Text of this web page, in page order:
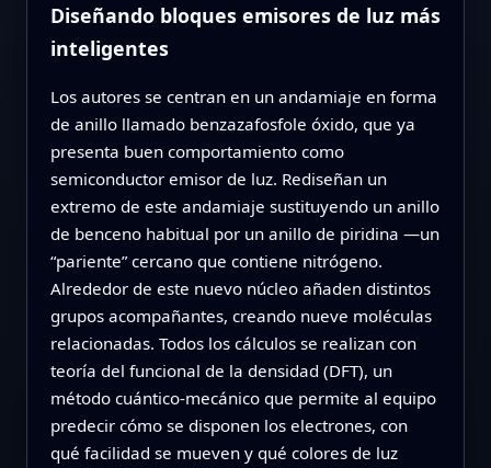
Diseñando bloques emisores de luz más
inteligentes
Los autores se centran en un andamiaje en forma
de anillo llamado benzazafosfole óxido, que ya
presenta buen comportamiento como
semiconductor emisor de luz. Rediseñan un
extremo de este andamiaje sustituyendo un anillo
de benceno habitual por un anillo de piridina —un
“pariente” cercano que contiene nitrógeno.
Alrededor de este nuevo núcleo añaden distintos
grupos acompañantes, creando nueve moléculas
relacionadas. Todos los cálculos se realizan con
teoría del funcional de la densidad (DFT), un
método cuántico‑mecánico que permite al equipo
predecir cómo se disponen los electrones, con
qué facilidad se mueven y qué colores de luz